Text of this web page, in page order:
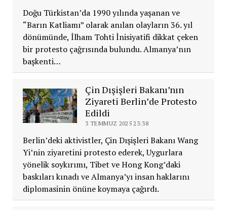
Doğu Türkistan’da 1990 yılında yaşanan ve
“Barın Katliamı” olarak anılan olayların 36. yıl
dönümünde, İlham Tohti İnisiyatifi dikkat çeken
bir protesto çağrısında bulundu. Almanya’nın
başkenti…
Çin Dışişleri Bakanı’nın
Ziyareti Berlin’de Protesto
Edildi
3 TEMMUZ 2025 23:38
Berlin’deki aktivistler, Çin Dışişleri Bakanı Wang
Yi’nin ziyaretini protesto ederek, Uygurlara
yönelik soykırımı, Tibet ve Hong Kong’daki
baskıları kınadı ve Almanya’yı insan haklarını
diplomasinin önüne koymaya çağırdı.